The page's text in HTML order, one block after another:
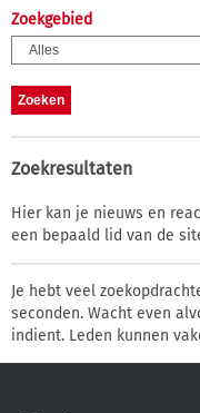
Zoekgebied
Zoekresultaten
Hier kan je nieuws en
een bepaald lid van de
Je hebt veel
seconden. Wacht even
indient. Leden kunnen